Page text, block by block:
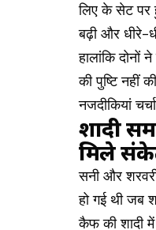
लिए के सेट पर
बढ़ी और धीरे-
हालांकि दोनों
की पुष्टि नहीं
नजदीकियां
शादी
मिले
सनी और
हो गई थी जब
कैफ की शादी